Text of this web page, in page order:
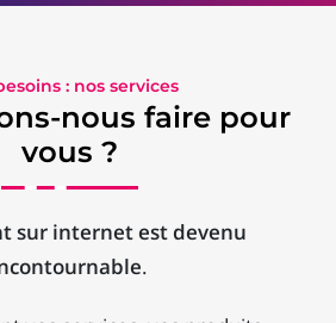
: nos services
nous faire pour
vous ?
sur internet est devenu
.